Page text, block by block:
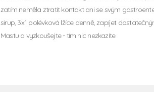
zatím neměla ztratit kontakt ani se svým
sirup, 3x1 polévková lžíce denně, zapíjet
Mastu a vyzkoušejte - tím nic nezkazíte